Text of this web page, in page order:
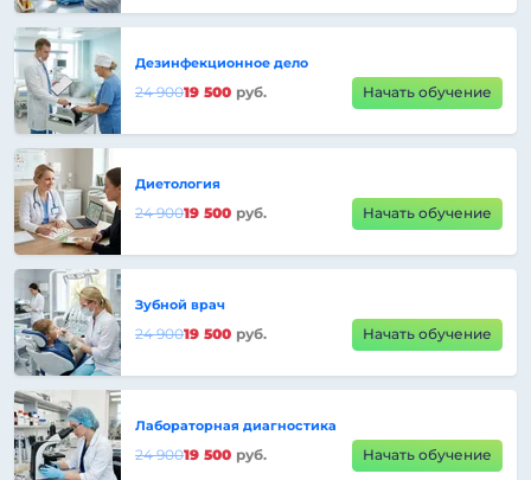
Дезинфекционное дело
24 90019 500 руб. Начать обучение
Диетология
24 90019 500 руб. Начать обучение
Зубной врач
24 90019 500 руб. Начать обучение
Лабораторная диагностика
24 90019 500 руб. Начать обучение